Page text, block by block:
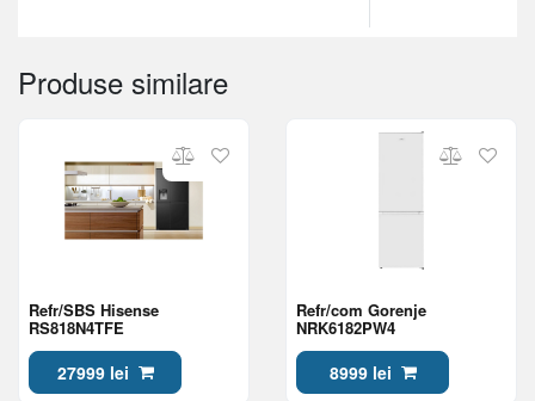
Produse similare
Refr/SBS Hisense
RS818N4TFE
27999 lei
Refr/com Gorenje
NRK6182PW4
8999 lei